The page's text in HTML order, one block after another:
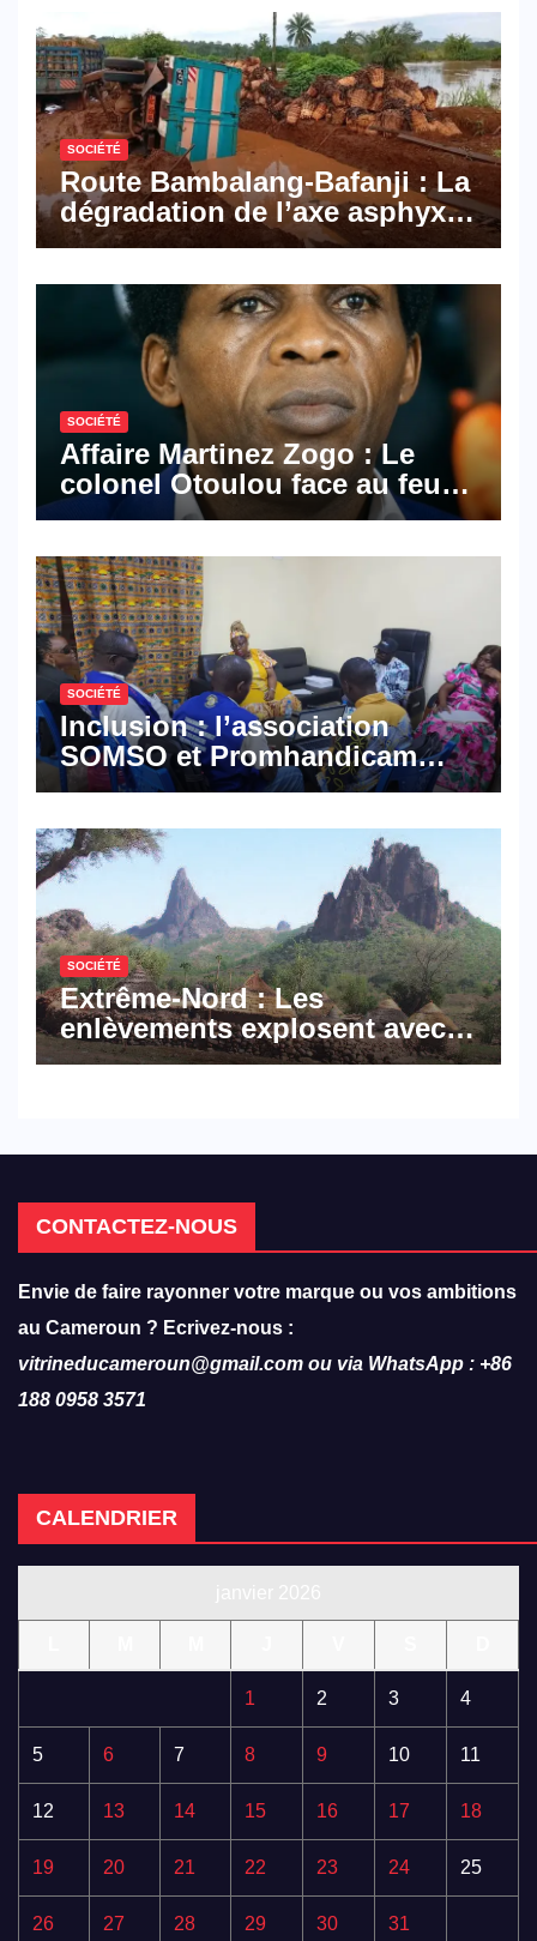
SOCIÉTÉ
Route Bambalang-Bafanji : La
dégradation de l’axe asphyxie
les activités économiques
SOCIÉTÉ
Affaire Martinez Zogo : Le
colonel Otoulou face au feu
croisé des avocats de la
SOCIÉTÉ
Inclusion : l’association
SOMSO et Promhandicam
militent en faveur d’une
hôtellerie-restauration
SOCIÉTÉ
Extrême-Nord : Les
enlèvements explosent avec
308 victimes en trois mois
CONTACTEZ-NOUS
Envie de faire rayonner votre marque ou vos ambitions
au Cameroun ? Ecrivez-nous :
vitrineducameroun@gmail.com ou via WhatsApp : +86
188 0958 3571
CALENDRIER
1 2 3 4
5 6 7 8 9 10 11
12 13 14 15 16 17 18
19 20 21 22 23 24 25
26 27 28 29 30 31